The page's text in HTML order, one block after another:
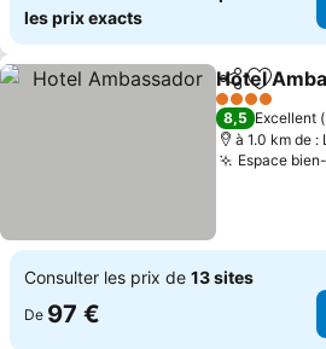
les prix exacts
PartagerAjouter
Hotel
4 Étoiles
8,5 Excellent
à 1.0 km de :
Espace
Consulter les prix de 13 sites
De 97 €